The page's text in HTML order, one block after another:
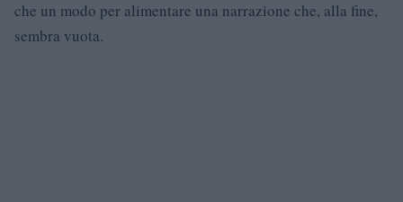
che un modo per alimentare una narrazione che, alla fine,
sembra vuota.